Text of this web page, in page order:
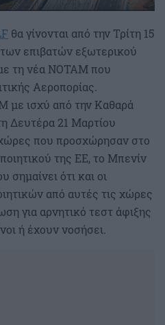
θα γίνονται από την Τρίτη 15
επιβατών εξωτερικού
τη νέα ΝΟΤΑΜ που
Αεροπορίας.
με ισχύ από την Καθαρά
Δευτέρα 21 Μαρτίου
που προσχώρησαν στο
της ΕΕ, το Μπενίν
σημαίνει ότι και οι
από αυτές τις χώρες
για αρνητικό τεστ άφιξης
ή έχουν νοσήσει.